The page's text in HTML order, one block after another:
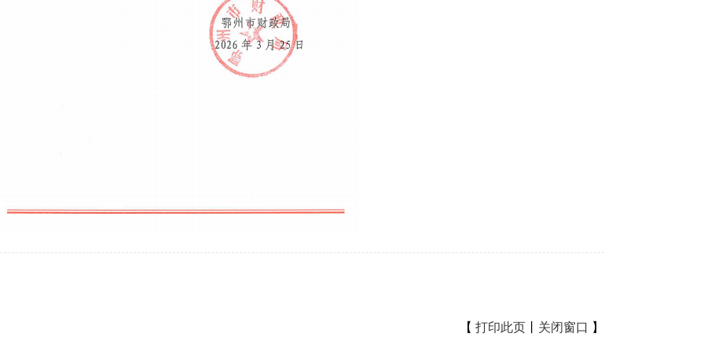
【 打印此页 关闭窗口 】